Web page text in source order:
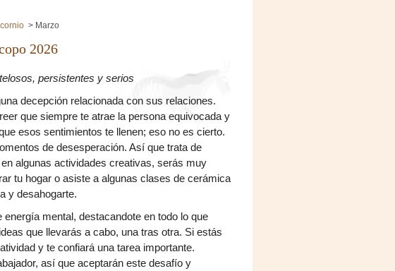
Marzo
2026
persistentes y serios
decepción relacionada con sus relaciones.
que siempre te atrae la persona equivocada y
esos sentimientos te llenen; eso no es cierto.
de desesperación. Así que trata de
algunas actividades creativas, serás muy
tu hogar o asiste a algunas clases de cerámica
y desahogarte.
mental, destacandote en todo lo que
que llevarás a cabo, una tras otra. Si estás
y te confiará una tarea importante.
así que aceptarán este desafío y